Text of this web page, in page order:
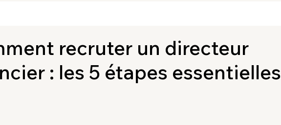
recruter un directeur
: les 5 étapes essentielles